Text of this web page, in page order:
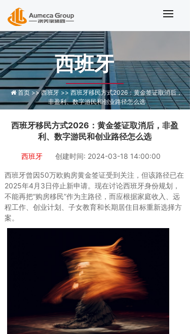
西班牙移民方式2026
首页 >>西班牙 >> 西班牙移民方式2026：黄金签证取消后，
非盈利、数字游民和创业路径怎么选
西班牙
西班牙移民方式2026：黄金签证取消后，非盈
利、数字游民和创业路径怎么选
创建时间: 2024-03-18 14:00:00
西班牙
西班牙曾因50万欧购房黄金签证受到关注，但该路径已在
2025年4月3日停止新申请。现在讨论西班牙身份规划，
不能再把“购房移民”作为主路径，而应根据家庭收入、远
程工作、创业计划、子女教育和长期居住目标重新选择方
案。